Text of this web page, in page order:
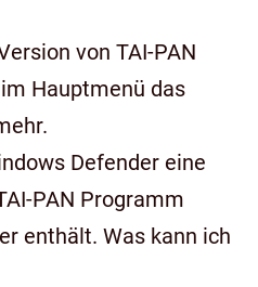
von TAI-PAN
Hauptmenü das
Defender eine
PAN Programm
enthält. Was kann ich